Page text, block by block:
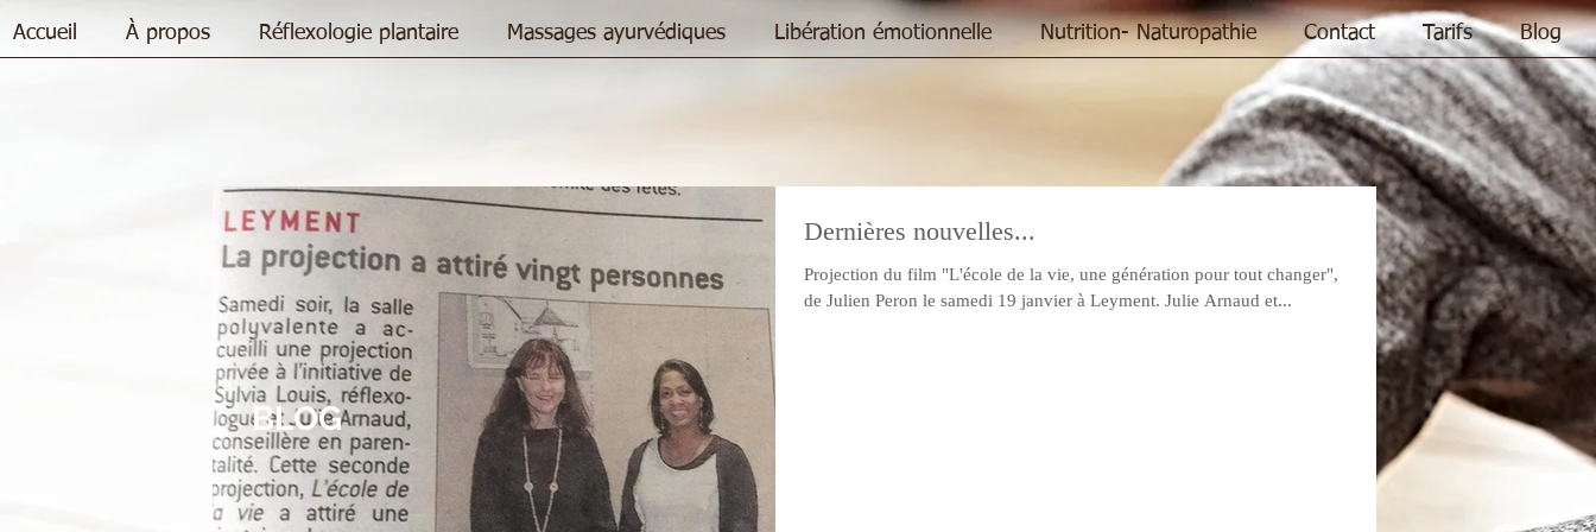
Accueil À propos Réflexologie plantaire Massages ayurvédiques Libération émotionnelle Nutrition- Naturopathie Contact Tarifs Blog
Dernières nouvelles...
Projection du film "L'école de la vie, une génération pour tout changer",
de Julien Peron le samedi 19 janvier à Leyment. Julie Arnaud et...
BLOG